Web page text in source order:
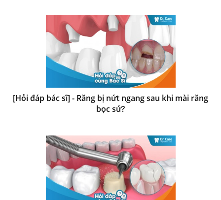
[Hỏi đáp bác sĩ] - Răng bị nứt ngang sau khi mài răng
bọc sứ?